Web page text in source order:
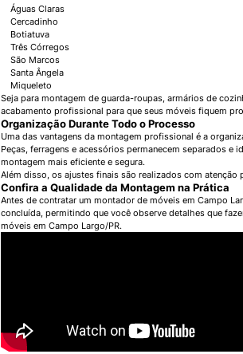
Águas Claras
Cercadinho
Botiatuva
Três Córregos
São Marcos
Santa Ângela
Miqueleto
Seja para montagem de guarda-roupas, armários de
acabamento profissional para que seus móveis fiquem
Organização Durante Todo o Processo
Uma das vantagens da montagem profissional é a
Peças, ferragens e acessórios permanecem separados
montagem mais eficiente e segura.
Além disso, os ajustes finais são realizados com
Confira a Qualidade da Montagem na Prática
Antes de contratar um montador de móveis em Campo
concluída, permitindo que você observe detalhes que
móveis em Campo Largo/PR.